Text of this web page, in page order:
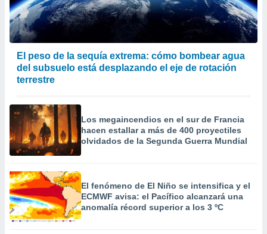
crear un
uso de
contenido
el
de
o a través
de
de
uso de
con el
El peso de la sequía extrema: cómo bombear agua
del subsuelo está desplazando el eje de rotación
terrestre
Los megaincendios en el sur de Francia
hacen estallar a más de 400 proyectiles
olvidados de la Segunda Guerra Mundial
El fenómeno de El Niño se intensifica y el
ECMWF avisa: el Pacífico alcanzará una
anomalía récord superior a los 3 ºC